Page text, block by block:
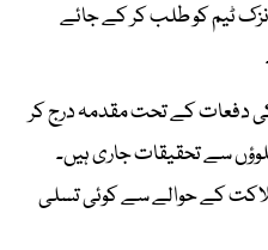
ٹیم کو طلب کر کے جائے
دفعات کے تحت مقدمہ درج کر
سے تحقیقات جاری ہیں۔
کے حوالے سے کوئی تسلی